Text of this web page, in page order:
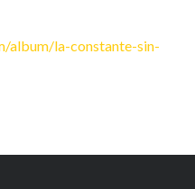
album/la-constante-sin-